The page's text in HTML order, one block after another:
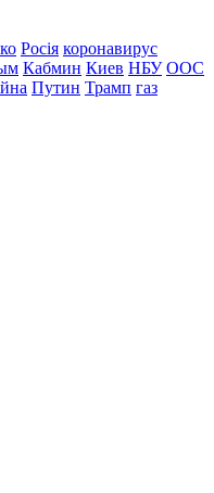
Росія коронавирус
Кабмин Киев НБУ ООС
Путин Трамп газ